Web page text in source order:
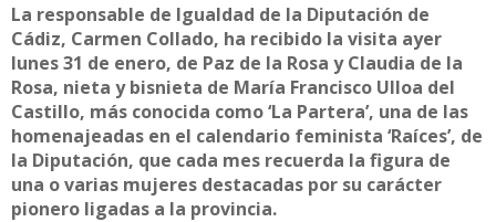
La responsable de Igualdad de la Diputación de
Cádiz, Carmen Collado, ha recibido la visita ayer
lunes 31 de enero, de Paz de la Rosa y Claudia de la
Rosa, nieta y bisnieta de María Francisco Ulloa del
Castillo, más conocida como ‘La Partera’, una de las
homenajeadas en el calendario feminista ‘Raíces’, de
la Diputación, que cada mes recuerda la figura de
una o varias mujeres destacadas por su carácter
pionero ligadas a la provincia.